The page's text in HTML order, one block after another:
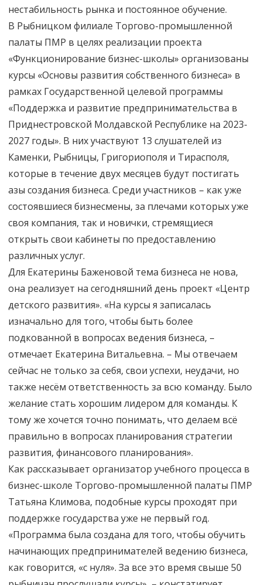
нестабильность рынка и постоянное обучение.
В Рыбницком филиале Торгово-промышленной
палаты ПМР в целях реализации проекта
«Функционирование бизнес-школы» организованы
курсы «Основы развития собственного бизнеса» в
рамках Государственной целевой программы
«Поддержка и развитие предпринимательства в
Приднестровской Молдавской Республике на 2023-
2027 годы». В них участвуют 13 слушателей из
Каменки, Рыбницы, Григориополя и Тирасполя,
которые в течение двух месяцев будут постигать
азы создания бизнеса. Среди участников – как уже
состоявшиеся бизнесмены, за плечами которых уже
своя компания, так и новички, стремящиеся
открыть свои кабинеты по предоставлению
различных услуг.
Для Екатерины Баженовой тема бизнеса не нова,
она реализует на сегодняшний день проект «Центр
детского развития». «На курсы я записалась
изначально для того, чтобы быть более
подкованной в вопросах ведения бизнеса, –
отмечает Екатерина Витальевна. – Мы отвечаем
сейчас не только за себя, свои успехи, неудачи, но
также несём ответственность за всю команду. Было
желание стать хорошим лидером для команды. К
тому же хочется точно понимать, что делаем всё
правильно в вопросах планирования стратегии
развития, финансового планирования».
Как рассказывает организатор учебного процесса в
бизнес-школе Торгово-промышленной палаты ПМР
Татьяна Климова, подобные курсы проходят при
поддержке государства уже не первый год.
«Программа была создана для того, чтобы обучить
начинающих предпринимателей ведению бизнеса,
как говорится, «с нуля». За все это время свыше 50